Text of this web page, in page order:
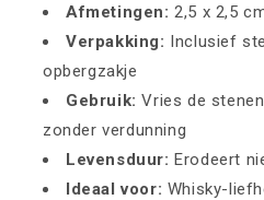
Afmetingen: 2,5 x 2,5
Verpakking: Inclusief
opbergzakje
Gebruik: Vries de
zonder verdunning
Levensduur: Erodeert
Ideaal voor: Whisky-